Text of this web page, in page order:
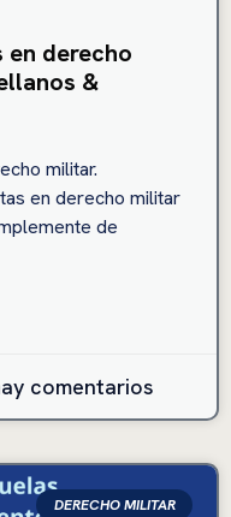
derecho
&
militar.
en derecho militar
de
comentarios
DERECHO MILITAR